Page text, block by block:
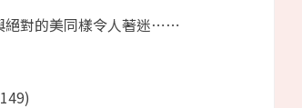
絕對的美同樣令人著迷⋯⋯